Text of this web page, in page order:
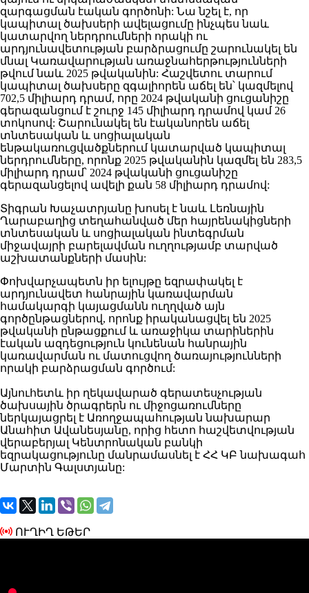
զարգացման էական գործոնի: Նա նշել է, որ
կապիտալ ծախսերի ավելացումը ինչպես նաև
կատարվող ներդրումների որակի ու
արդյունավետության բարձրացումը շարունակել են
մնալ Կառավարության առաջնահերթությունների
թվում նաև 2025 թվականին: Հաշվետու տարում
կապիտալ ծախսերը զգալիորեն աճել են՝ կազմելով
702,5 միլիարդ դրամ, որը 2024 թվականի ցուցանիշը
գերազանցում է շուրջ 145 միլիարդ դրամով կամ 26
տոկոսով: Շարունակել են էականորեն աճել
տնտեսական և սոցիալական
ենթակառուցվածքներում կատարված կապիտալ
ներդրումները, որոնք 2025 թվականին կազմել են 283,5
միլիարդ դրամ՝ 2024 թվականի ցուցանիշը
գերազանցելով ավելի քան 58 միլիարդ դրամով:
Տիգրան Խաչատրյանը խոսել է նաև Լեռնային
Ղարաբաղից տեղահանված մեր հայրենակիցների
տնտեսական և սոցիալական ինտեգրման
միջավայրի բարելավման ուղղությամբ տարված
աշխատանքների մասին:
Փոխվարչապետն իր ելույթը եզրափակել է
արդյունավետ հանրային կառավարման
համակարգի կայացմանն ուղղված այն
գործընթացներով, որոնք իրականացվել են 2025
թվականի ընթացքում և առաջիկա տարիներին
էական ազդեցություն կունենան հանրային
կառավարման ու մատուցվող ծառայությունների
որակի բարձրացման գործում:
Այնուհետև իր ղեկավարած գերատեսչության
ծախսային ծրագրերն ու միջոցառումները
ներկայացրել է Առողջապահության նախարար
Անահիտ Ավանեսյանը, որից հետո հաշվետվության
վերաբերյալ Կենտրոնական բանկի
եզրակացությունը մանրամասնել է ՀՀ ԿԲ նախագահ
Մարտին Գալստյանը:
ՈՒՂԻՂ ԵԹԵՐ